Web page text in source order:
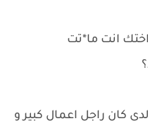
انت ما*تت
كان راجل اعمال كبير و